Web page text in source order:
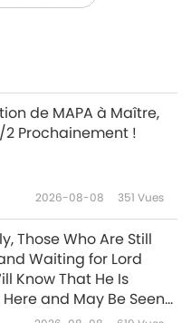
Divine infinie et
partie 1/2
:
choisis de "Tous les
sont frères" de
de MAPA à Maître,
Prochainement !
2026-08-08 351 Vues
Those Who Are Still
Waiting for Lord
Know That He Is
and May Be Seen